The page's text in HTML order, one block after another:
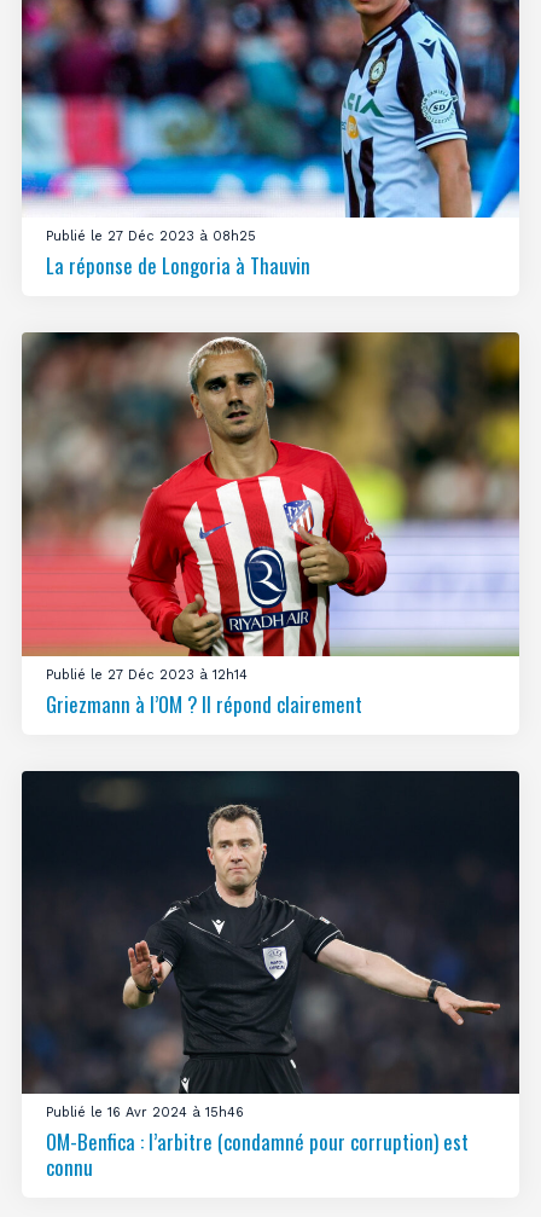
Publié le 27 Déc 2023 à 08h25
La réponse de Longoria à Thauvin
Publié le 27 Déc 2023 à 12h14
Griezmann à l’OM ? Il répond clairement
Publié le 16 Avr 2024 à 15h46
OM-Benfica : l’arbitre (condamné pour corruption) est
connu